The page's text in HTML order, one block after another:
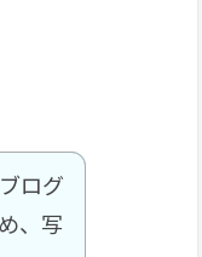
ログ
、写